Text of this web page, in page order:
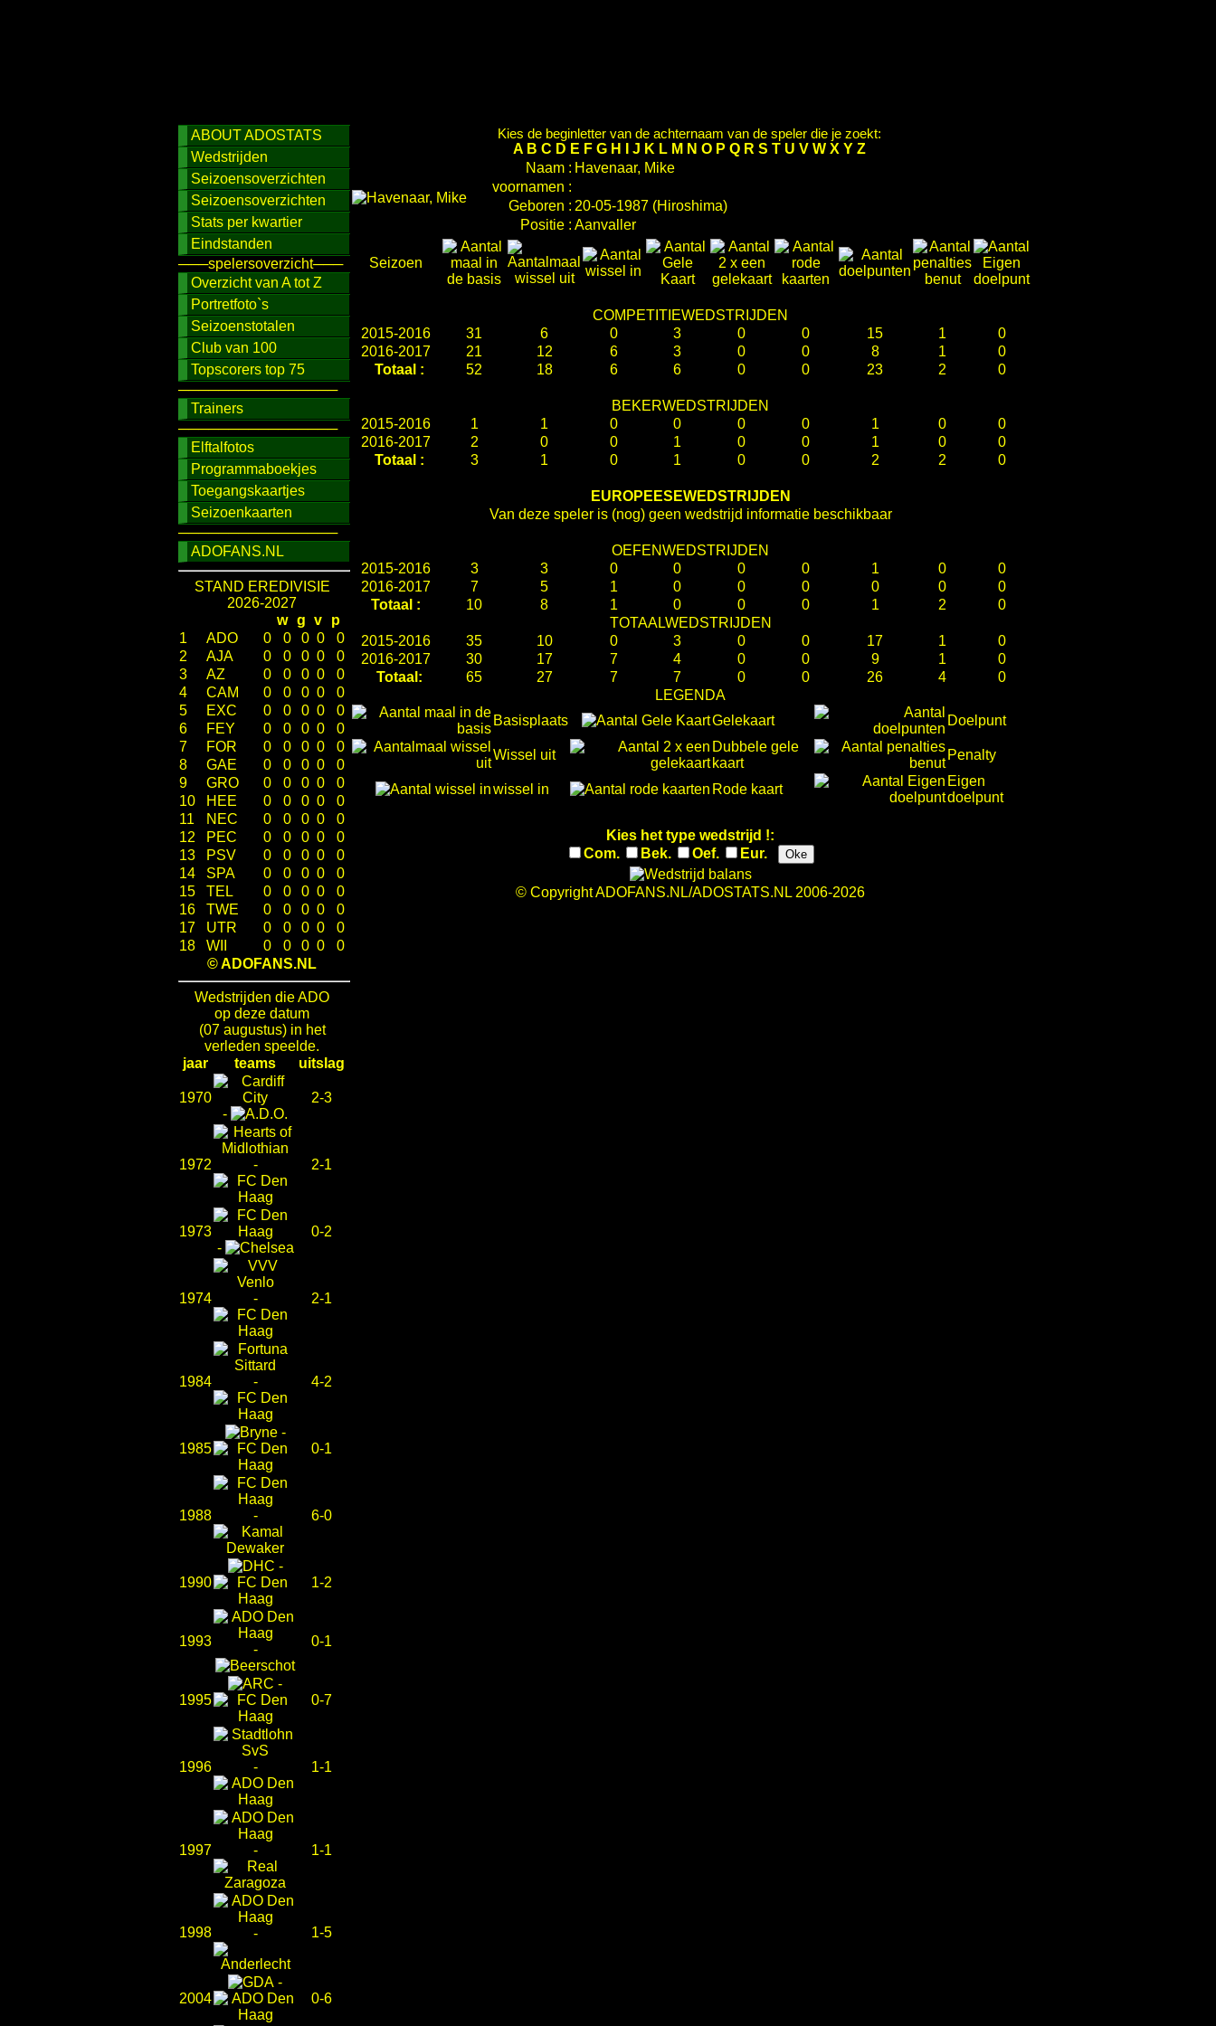
ABOUT ADOSTATS
Wedstrijden
Seizoensoverzichten
Seizoensoverzichten
Stats per kwartier
Eindstanden
───spelersoverzicht───
Overzicht van A tot Z
Portretfoto`s
Seizoenstotalen
Club van 100
Topscorers top 75
────────────────
Trainers
────────────────
Elftalfotos
Programmaboekjes
Toegangskaartjes
Seizoenkaarten
────────────────
ADOFANS.NL
STAND EREDIVISIE
2026-2027
w g v
p
1
ADO 0 0 0 0
0
2
AJA 0 0 0 0
0
3
AZ 0 0 0 0
0
4
CAM 0 0 0 0
0
5
EXC 0 0 0 0
0
6
FEY 0 0 0 0
0
7
FOR 0 0 0 0
0
8
GAE 0 0 0 0
0
9
GRO 0 0 0 0
0
10
HEE 0 0 0 0
0
11
NEC 0 0 0 0
0
12
PEC 0 0 0 0
0
13
PSV 0 0 0 0
0
14
SPA 0 0 0 0
0
15
TEL 0 0 0 0
0
16
TWE 0 0 0 0
0
17
UTR 0 0 0 0
0
18
WII 0 0 0 0
0
© ADOFANS.NL
Wedstrijden die ADO
op deze datum
(07 augustus) in het
verleden speelde.
jaar
teams uitslag
1970
-
2-3
1972 - 2-1
1973
-
0-2
1974 - 2-1
1984 - 4-2
1985
-
0-1
1988 - 6-0
1990
-
1-2
1993
-
0-1
1995
-
0-7
1996 - 1-1
1997 - 1-1
1998 - 1-5
2004
-
0-6
Kies de beginletter van de achternaam van de speler die je zoekt:
A B C D E F G H J K L M N O P Q R S T U V W X Y Z
Naam : Havenaar, Mike
voornamen :
Geboren : 20-05-1987 (Hiroshima)
Positie : Aanvaller
Seizoen
COMPETITIEWEDSTRIJDEN
2015-2016
31 6 0 3 0 0 15 1
0
2016-2017
21 12 6 3 0 0 8 1
0
Totaal :
52 18 6 6 0 0 23 2 0
BEKERWEDSTRIJDEN
2015-2016
1 1 0 0 0 0 1 0
0
2016-2017
2 0 0 1 0 0 1 0
0
Totaal :
3 1 0 1 0 0 2 2 0
EUROPEESEWEDSTRIJDEN
Van deze speler is (nog) geen wedstrijd informatie beschikbaar
OEFENWEDSTRIJDEN
2015-2016
3 3 0 0 0 0 1 0
0
2016-2017
7 5 1 0 0 0 0 0
0
Totaal :
10 8 1 0 0 0 1 2
0
TOTAALWEDSTRIJDEN
2015-2016
35 10 0 3 0 0 17 1
0
2016-2017
30 17 7 4 0 0 9 1
0
Totaal:
65 27 7 7 0 0 26 4
0
LEGENDA
Basisplaats
Gelekaart Doelpunt
Wissel uit
Dubbele gele
kaart
Penalty
wissel in Rode kaart
Eigen
doelpunt
Kies het type wedstrijd !:
Com.
Bek. Oef. Eur. Oke
© Copyright ADOFANS.NL/ADOSTATS.NL 2006-2026